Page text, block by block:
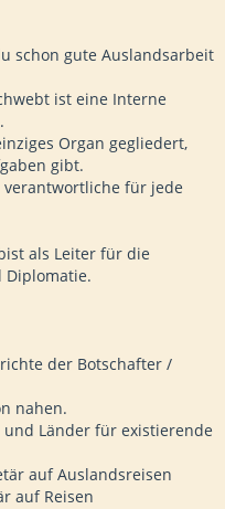
schon gute Auslandsarbeit
ist eine Interne
Organ gegliedert,
gibt.
für jede
als Leiter für die
Diplomatie.
der Botschafter /
nahen.
und Länder für existierende
auf Auslandsreisen
auf Reisen